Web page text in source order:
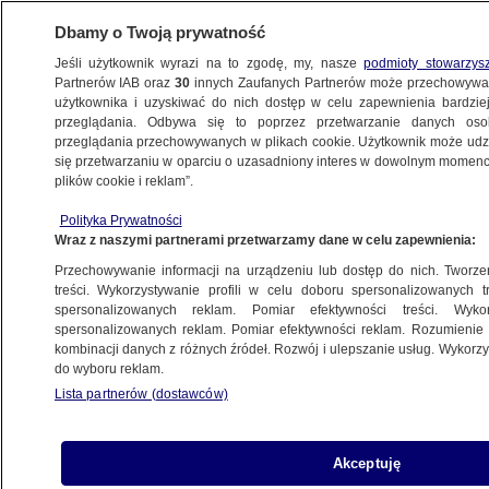
ŚWIAT
zbulwersowany, gdybyśmy przestali
okazywać solidarność z ofiarą
25.12.2022, 21:48
Udostępnij
wypowiedział się na temat rosyjskiej zbrojnej
inwazji na Ukrainę. Swierdził, że widać zamiary
Dbamy o Twoją prywatność
Jeśli użytkownik wyrazi na to zgodę, my, naszepodmioty
Partnerów IAB oraz30 innych Zaufanych Partnerów może
użytkownika i uzyskiwać do nich dostęp w celu zapewnienia
przeglądania. Odbywa się to poprzez przetwarzanie danych
przeglądania przechowywanych w plikach cookie. Użytkownik może
się przetwarzaniu w oparciu o uzasadniony interes w dowolnym
plików cookie i reklam”.
Polityka Prywatności
Wraz z naszymi partnerami przetwarzamy dane w celu zapewnienia:
Przechowywanie informacji na urządzeniu lub dostęp do nich.
treści. Wykorzystywanie profili w celu doboru spersonalizowanych
spersonalizowanych reklam. Pomiar efektywności treści.
spersonalizowanych reklam. Pomiar efektywności reklam.
kombinacji danych z różnych źródeł. Rozwój i ulepszanie usług.
do wyboru reklam.
Lista partnerów (dostawców)
Akceptuję